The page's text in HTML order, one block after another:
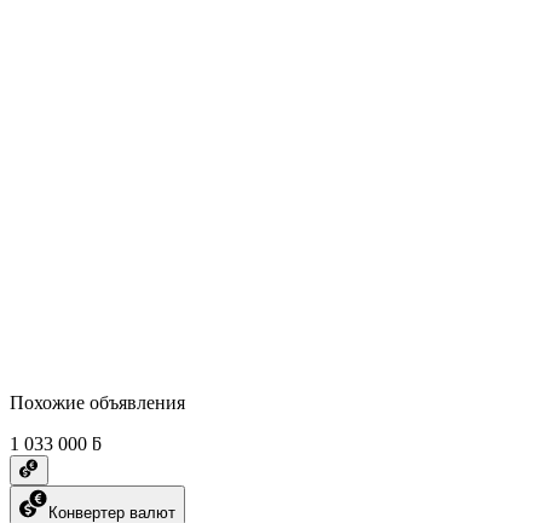
Похожие объявления
1 033 000 ƃ
Конвертер валют